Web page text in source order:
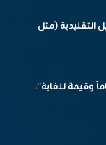
التقليدية (مثل
وقيمة للغاية”،